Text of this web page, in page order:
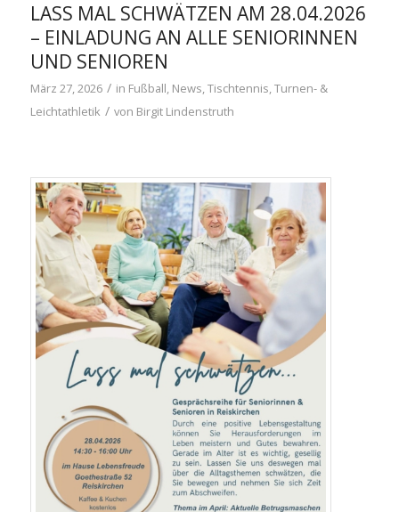
LASS MAL SCHWÄTZEN AM 28.04.2026
– EINLADUNG AN ALLE SENIORINNEN
UND SENIOREN
März 27, 2026 / in Fußball, News,Tischtennis,Turnen- &
Leichtathletik / von Birgit Lindenstruth